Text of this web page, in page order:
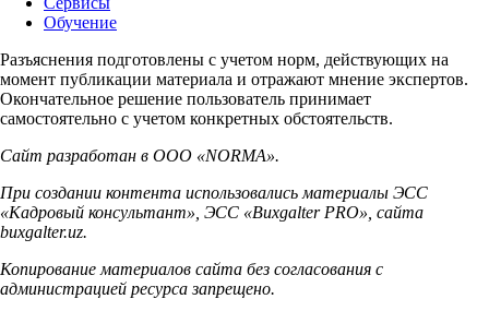
Обучение
Разъяснения подготовлены с учетом норм, действующих на
момент публикации материала и отражают мнение экспертов.
Окончательное решение пользователь принимает
самостоятельно с учетом конкретных обстоятельств.
Сайт разработан в ООО «NORMA».
При создании контента использовались материалы ЭСС
«Кадровый консультант», ЭСС «Buxgalter PRO», сайта
buxgalter.uz.
Копирование материалов сайта без согласования с
администрацией ресурса запрещено.